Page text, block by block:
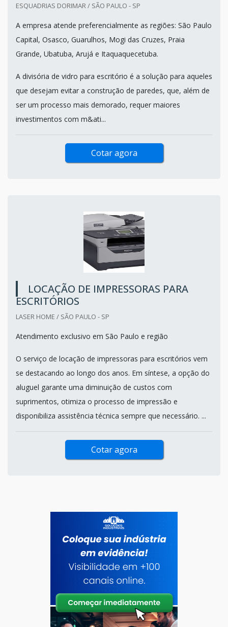
ESQUADRIAS DORIMAR / SÃO PAULO - SP
A empresa atende preferencialmente as regiões: São Paulo
Capital, Osasco, Guarulhos, Mogi das Cruzes, Praia
Grande, Ubatuba, Arujá e Itaquaquecetuba.
A divisória de vidro para escritório é a solução para aqueles
que desejam evitar a construção de paredes, que, além de
ser um processo mais demorado, requer maiores
investimentos com m&ati...
Cotar agora
LOCAÇÃO DE IMPRESSORAS PARA
ESCRITÓRIOS
LASER HOME / SÃO PAULO - SP
Atendimento exclusivo em São Paulo e região
O serviço de locação de impressoras para escritórios vem
se destacando ao longo dos anos. Em síntese, a opção do
aluguel garante uma diminuição de custos com
suprimentos, otimiza o processo de impressão e
disponibiliza assistência técnica sempre que necessário. ...
Cotar agora